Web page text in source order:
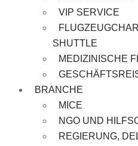
VIP SERVICE
SHUTTLE
MEDIZINISCHE
BRANCHE
MICE
NGO UND
REGIERUNG,